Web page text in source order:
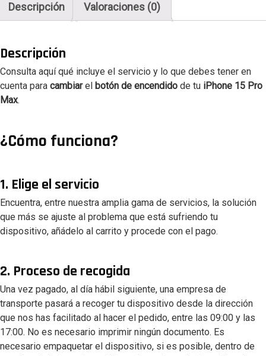
Pro
Descripción Valoraciones (0)
Descripción
Consulta aquí qué incluye el servicio y lo que debes tener en
cuenta para cambiarel botón de encendido de tu iPhone 15 Pro
Max.
¿Cómo funciona?
1. Elige el servicio
Encuentra, entre nuestra amplia gama de servicios, la solución
que más se ajuste al problema que está sufriendo tu
dispositivo, añádelo al carrito y procede con el pago.
2. Proceso de recogida
Una vez pagado, al día hábil siguiente, una empresa de
transporte pasará a recoger tu dispositivo desde la dirección
que nos has facilitado al hacer el pedido, entre las 09:00 y las
17:00. No es necesario imprimir ningún documento. Es
necesario empaquetar el dispositivo, si es posible, dentro de